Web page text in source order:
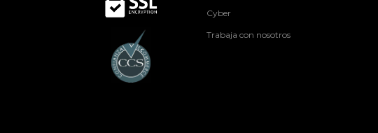
Cyber
Trabaja con nosotros